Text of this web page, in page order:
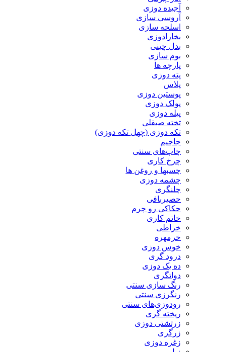
آجیده دوزی
آروسی سازی
اسلحه سازی
بخارادوزی
بدل چینی
بوم سازی
پارچه ها
پته دوزی
پلاس
پوستین دوزی
پولک دوزی
پیله دوزی
تخته صیقلی
تکه دوزی (چهل تکه دوزی)
جاجیم
چاپ‌های سنتی
چرخ کاری
چسبها و روغن ها
چشمه دوزی
چلنگری
حصیربافی
حکاکی رو چرم
خاتم کاری
خراطی
خرمهره
خوس دوزی
درود گری
ده یک دوزی
دواتگری
رنگ سازی سنتی
رنگرزی سنتی
رودوزی‌های سنتی
ریخته گری
زرتشتی دوزی
زرگری
زغره دوزی